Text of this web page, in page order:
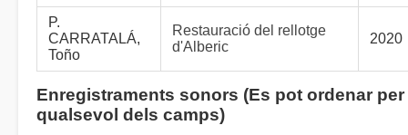
P.
CARRATALÁ,
Toño
Restauració del rellotge
d'Alberic
2020
Enregistraments sonors (Es pot ordenar per
qualsevol dels camps)